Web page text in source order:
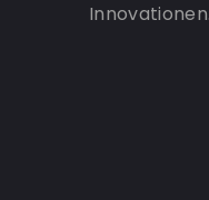
Innovationen.